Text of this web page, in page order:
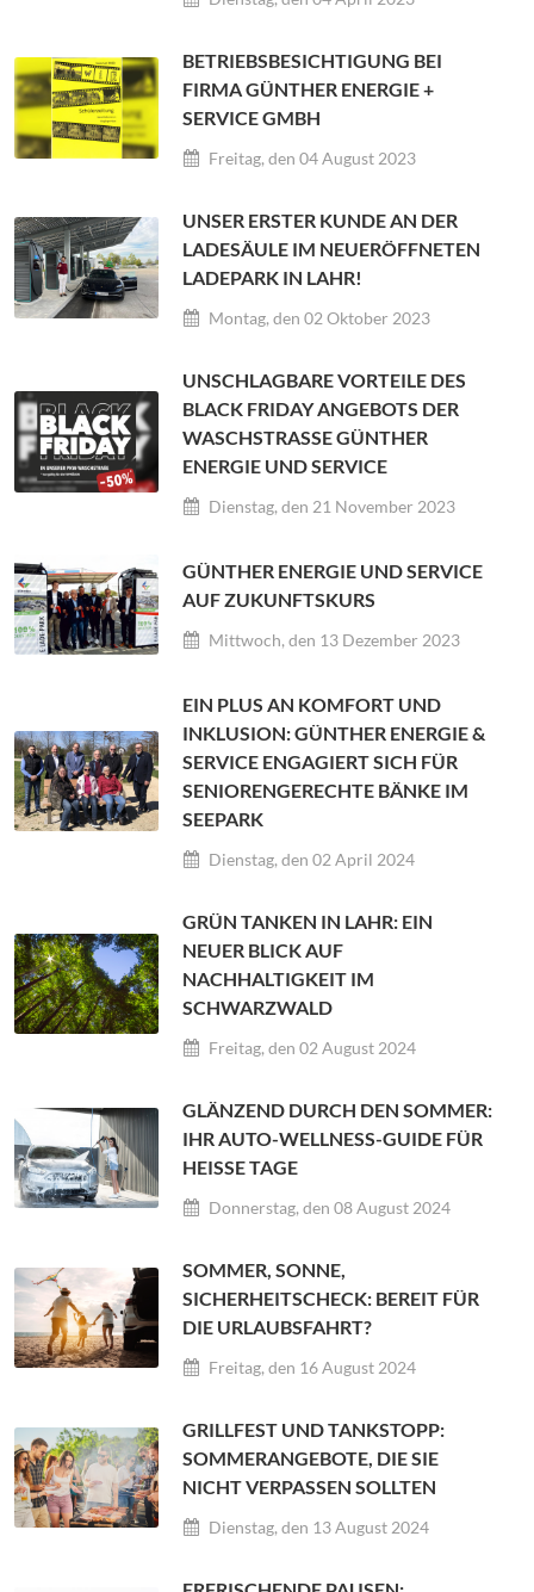
BETRIEBSBESICHTIGUNG BEI
FIRMA GÜNTHER ENERGIE +
SERVICE GMBH
Freitag, den 04 August 2023
UNSER ERSTER KUNDE AN DER
LADESÄULE IM NEUERÖFFNETEN
LADEPARK IN LAHR!
Montag, den 02 Oktober 2023
UNSCHLAGBARE VORTEILE DES
BLACK FRIDAY ANGEBOTS DER
WASCHSTRASSE GÜNTHER E
NERGIE UND SERVICE
Dienstag, den 21 November 2023
GÜNTHER ENERGIE UND SERVICE
AUF ZUKUNFTSKURS
Mittwoch, den 13 Dezember 2023
EIN PLUS AN KOMFORT UND
INKLUSION: GÜNTHER ENERGIE &
SERVICE ENGAGIERT SICH FÜR
SENIORENGERECHTE BÄNKE IM
SEEPARK
Dienstag, den 02 April 2024
GRÜN TANKEN IN LAHR: EIN
NEUER BLICK AUF
NACHHALTIGKEIT IM
SCHWARZWALD
Freitag, den 02 August 2024
GLÄNZEND DURCH DEN SOMMER:
IHR AUTO-WELLNESS-GUIDE FÜR
HEISSE TAGE
Donnerstag, den 08 August 2024
SOMMER, SONNE,
SICHERHEITSCHECK: BEREIT FÜR
DIE URLAUBSFAHRT?
Freitag, den 16 August 2024
GRILLFEST UND TANKSTOPP:
SOMMERANGEBOTE, DIE SIE
NICHT VERPASSEN SOLLTEN
Dienstag, den 13 August 2024